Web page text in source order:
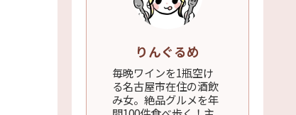
りんぐるめ
毎晩ワインを1瓶空け
る名古屋市在住の酒飲
み女。絶品グルメを年